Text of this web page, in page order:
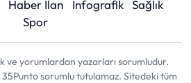
Haber İlan İnfografik Sağlık
Spor
ve yorumlardan yazarları sorumludur.
sorumlu tutulamaz. Sitedeki tüm